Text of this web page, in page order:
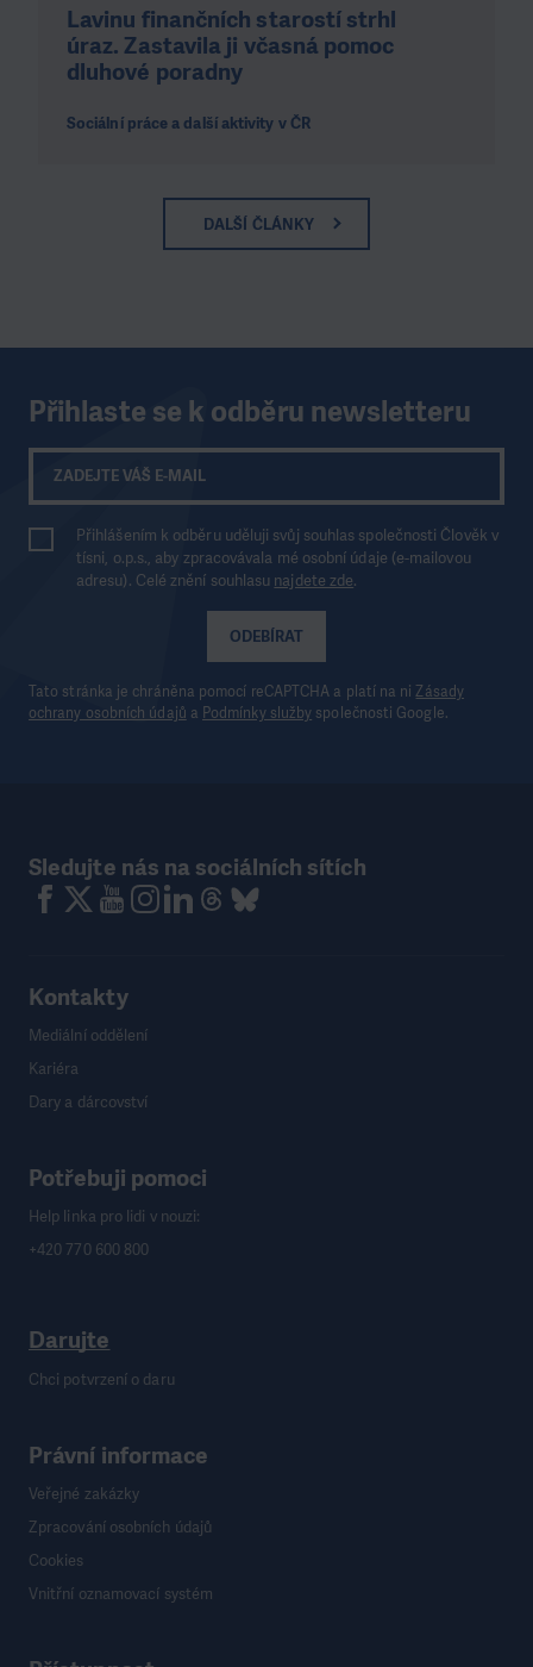
Lavinu finančních starostí strhl
úraz. Zastavila ji včasná pomoc
dluhové poradny
Sociální práce a další aktivity v ČR
DALŠÍ ČLÁNKY
Přihlaste se k odběru newsletteru
ODEBÍRAT
Přihlášením k odběru uděluji svůj souhlas společnosti Člověk v
tísni, o.p.s., aby zpracovávala mé osobní údaje (e-mailovou
adresu). Celé znění souhlasu najdete zde.
Tato stránka je chráněna pomocí reCAPTCHA a platí na niZásady
ochrany osobních údajů a Podmínky služby společnosti Google.
Sledujte nás na sociálních sítích
Kontakty
Mediální oddělení
Kariéra
Dary a dárcovství
Potřebuji pomoci
Help linka pro lidi v nouzi:
+420 770 600 800
Darujte
Chci potvrzení o daru
Právní informace
Veřejné zakázky
Zpracování osobních údajů
Cookies
Vnitřní oznamovací systém